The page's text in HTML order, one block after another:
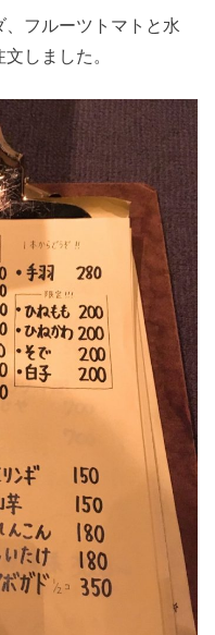
フルーツトマトと水
しました。